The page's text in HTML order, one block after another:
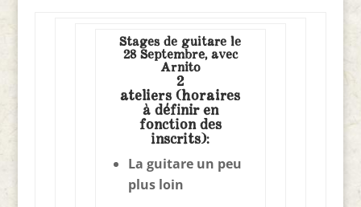
Stages de guitare le
28 Septembre, avec
Arnito
2
ateliers (horaires
à définir en
fonction des
inscrits):
La guitare un peu
plus loin